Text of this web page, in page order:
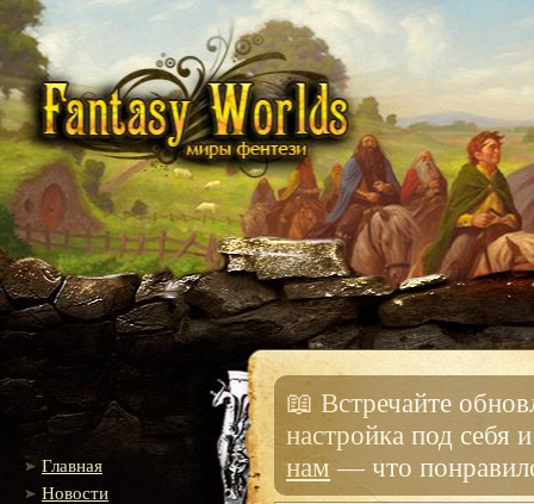
Главная
Новости
📖 Встречайте
настройка под себя
нам — что